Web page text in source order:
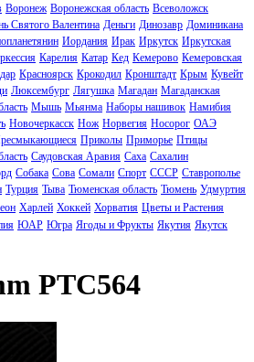
Воронеж Воронежская область Всеволожск
Святого Валентина Деньги Динозавр Доминикана
Иордания Ирак Иркутск Иркутская
Карелия Катар Кед Кемерово Кемеровская
Красноярск Крокодил Кронштадт Крым Кувейт
Люксембург Лягушка Магадан Магаданская
Мышь Мьянма Наборы нашивок Намибия
Новочеркасск Нож Норвегия Носорог ОАЭ
Приколы Приморье Птицы
Саудовская Аравия Саха Сахалин
Собака Сова Сомали Спорт СССР Ставрополье
Турция Тыва Тюменская область Тюмень Удмуртия
Харлей Хоккей Хорватия Цветы и Растения
ЮАР Югра Ягоды и Фрукты Якутия Якутск
PTC564